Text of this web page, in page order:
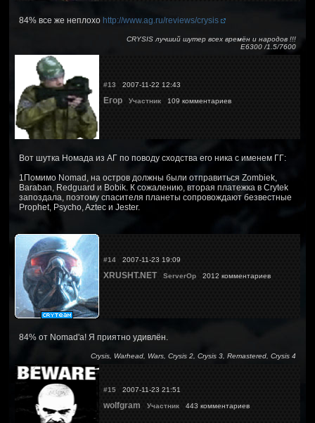
84% все же неплохо http://www.ag.ru/reviews/crysis
CRYSIS лучший шутер всех времён и народов !!!
Е6300 /1.5/7600
#13 2007-11-22 12:43
Егор Участник 109 комментариев
Вот шутка Номада из АГ по поводу сходства его ника с именем ГГ:
1Помимо Nomad, на остров должны были отправиться Zombiek,
Baraban, Redguard и Bobik. К сожалению, вторая платежка в Crytek
запоздала, поэтому спасителя планеты сопровождают безвестные
Prophet, Psycho, Aztec и Jester.
#14 2007-11-23 19:09
XRUSHT.NET ServerOp 2012 комментариев
84% от Nomad'a! Я приятно удивлён.
Crysis, Warhead, Wars, Crysis 2, Crysis 3, Remastered, Crysis 4
#15 2007-11-23 21:51
wolfgram Участник 443 комментариев